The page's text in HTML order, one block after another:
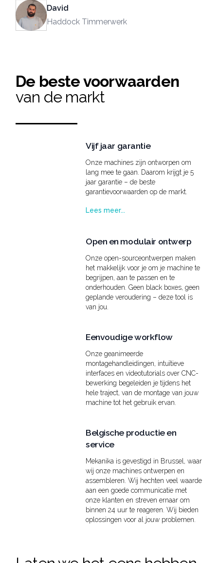
David
Haddock Timmerwerk
De beste voorwaarden
van de markt
Vijf jaar garantie
Onze machines zijn ontworpen om
lang mee te gaan. Daarom krijgt je 5
jaar garantie – de beste
garantievoorwaarden op de markt.
Lees meer...
Open en modulair ontwerp
Onze open-sourceontwerpen maken
het makkelijk voor je om je machine te
begrijpen, aan te passen en te
onderhouden. Geen black boxes, geen
geplande veroudering – deze tool is
van jou.
Eenvoudige workflow
Onze geanimeerde
montagehandleidingen, intuïtieve
interfaces en videotutorials over CNC-
bewerking begeleiden je tijdens het
hele traject, van de montage van jouw
machine tot het gebruik ervan.
Belgische productie en
service
Mekanika is gevestigd in Brussel, waar
wij onze machines ontwerpen en
assembleren. Wij hechten veel waarde
aan een goede communicatie met
onze klanten en streven ernaar om
binnen 24 uur te reageren. Wij bieden
oplossingen voor al jouw problemen.